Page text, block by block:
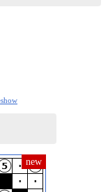
show